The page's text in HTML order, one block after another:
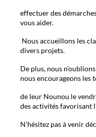
effectuer des
vous aider.
Nous accueillons les
divers projets.
De plus, nous
nous encourageons les
de leur Nounou le
des activités favorisant
N’hésitez pas à venir